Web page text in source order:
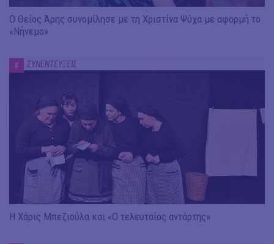
Ο Θείος Άρης συνομίλησε με τη Χριστίνα Ψύχα με αφορμή το
«Νήνεμο»
# ΣΥΝΕΝΤΕΥΞΕΙΣ
Η Χάρις Μπεζιούλα και «Ο τελευταίος αντάρτης»